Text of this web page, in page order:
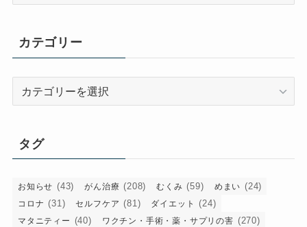
ブ
カテゴリー
ー
タグ
お知らせ (43) がん治療 (208) むくみ (59) めまい (24)
コロナ (31) セルフケア (81) ダイエット (24)
マタニティー (40) ワクチン・手術・薬・サプリの害 (270)